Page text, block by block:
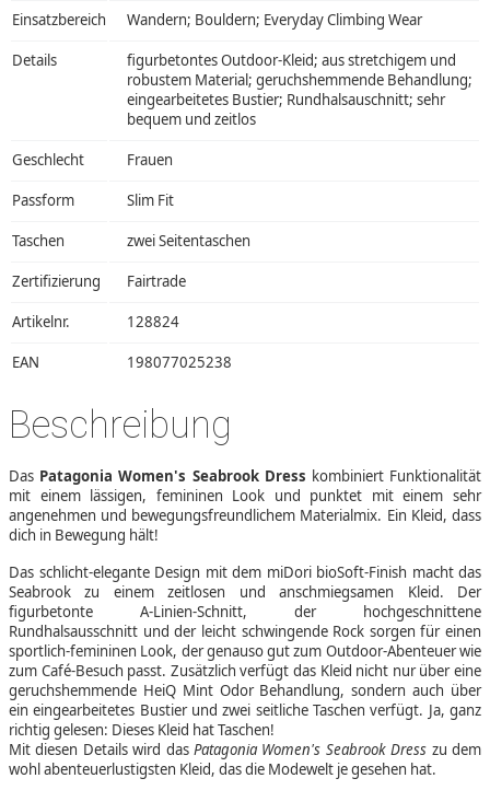
Einsatzbereich Wandern; Bouldern; Everyday Climbing Wear
Details
figurbetontes Outdoor-Kleid; aus stretchigem und
robustem Material; geruchshemmende Behandlung;
eingearbeitetes Bustier; Rundhalsauschnitt; sehr
bequem und zeitlos
Geschlecht Frauen
Passform Slim Fit
Taschen zwei Seitentaschen
Zertifizierung Fairtrade
Artikelnr. 128824
EAN 198077025238
Beschreibung
Das Patagonia Women's Seabrook Dress kombiniert Funktionalität
mit einem lässigen, femininen Look und punktet mit einem sehr
angenehmen und bewegungsfreundlichem Materialmix. Ein Kleid, dass
dich in Bewegung hält!
Das schlicht-elegante Design mit dem miDori bioSoft-Finish macht das
Seabrook zu einem zeitlosen und anschmiegsamen Kleid. Der
figurbetonte A-Linien-Schnitt, der hochgeschnittene
Rundhalsausschnitt und der leicht schwingende Rock sorgen für einen
sportlich-femininen Look, der genauso gut zum Outdoor-Abenteuer wie
zum Café-Besuch passt. Zusätzlich verfügt das Kleid nicht nur über eine
geruchshemmende HeiQ Mint Odor Behandlung, sondern auch über
ein eingearbeitetes Bustier und zwei seitliche Taschen verfügt. Ja, ganz
richtig gelesen: Dieses Kleid hat Taschen!
Mit diesen Details wird das Patagonia Women's Seabrook Dress zu dem
wohl abenteuerlustigsten Kleid, das die Modewelt je gesehen hat.